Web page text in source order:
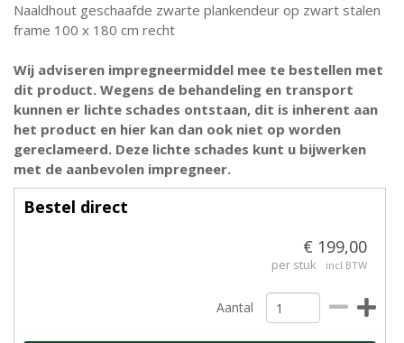
Naaldhout geschaafde zwarte plankendeur op zwart stalen
frame 100 x 180 cm recht
Wij adviseren impregneermiddel mee te bestellen met
dit product. Wegens de behandeling en transport
kunnen er lichte schades ontstaan, dit is inherent aan
het product en hier kan dan ook niet op worden
gereclameerd. Deze lichte schades kunt u bijwerken
met de aanbevolen impregneer.
Bestel direct
€ 199,00
per stuk incl BTW
Aantal